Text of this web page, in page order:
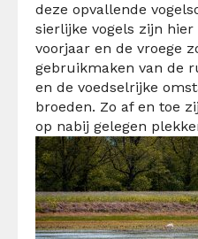
deze opvallende
sierlijke vogels zijn
voorjaar en de vroege
gebruikmaken van de
en de voedselrijke
broeden. Zo af en toe
op nabij gelegen